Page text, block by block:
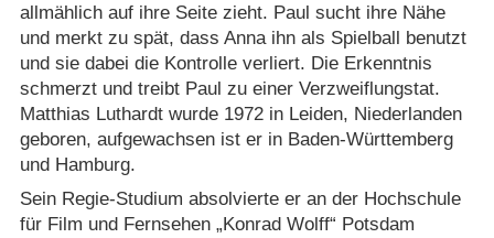
allmählich auf ihre Seite zieht. Paul sucht ihre Nähe
und merkt zu spät, dass Anna ihn als Spielball benutzt
und sie dabei die Kontrolle verliert. Die Erkenntnis
schmerzt und treibt Paul zu einer Verzweiflungstat.
Matthias Luthardt wurde 1972 in Leiden, Niederlanden
geboren, aufgewachsen ist er in Baden-Württemberg
und Hamburg.
Sein Regie-Studium absolvierte er an der Hochschule
für Film und Fernsehen „Konrad Wolff“ Potsdam